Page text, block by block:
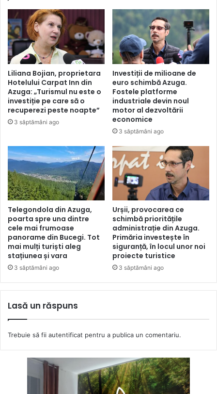
Liliana Bojian, proprietara
Hotelului Carpat Inn din
Azuga: „Turismul nu este o
investiție pe care să o
recuperezi peste noapte”
3 săptămâni ago
Investiții de milioane de
euro schimbă Azuga.
Fostele platforme
industriale devin noul
motor al dezvoltării
economice
3 săptămâni ago
Telegondola din Azuga,
poarta spre una dintre
cele mai frumoase
panorame din Bucegi. Tot
mai mulți turiști aleg
stațiunea și vara
3 săptămâni ago
Urșii, provocarea ce
schimbă prioritățile
administrație din Azuga.
Primăria investește în
siguranță, în locul unor noi
proiecte turistice
3 săptămâni ago
Lasă un răspuns
Trebuie să fii autentificat pentru a publica un comentariu.